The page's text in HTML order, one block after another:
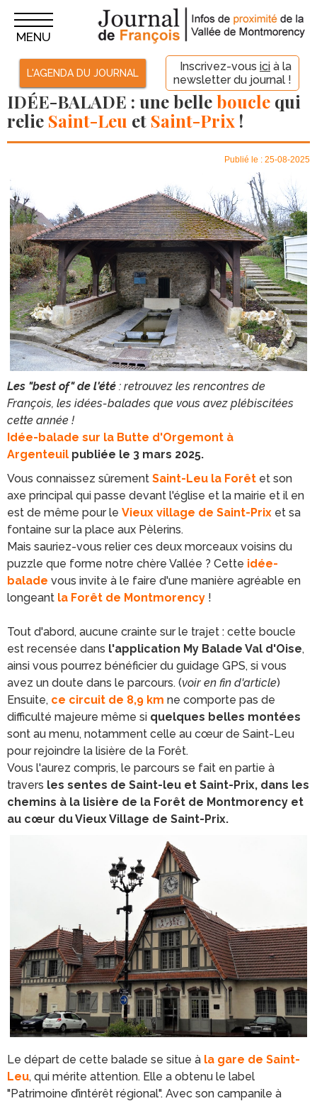
L'AGENDA DU JOURNAL Inscrivez-vous ici à la
newsletter du journal !
MENU
IDÉE-BALADE : une belleboucle qui
relie Saint-Leu et Saint-Prix !
Publié le : 25-08-2025
Les "best of" de l'été : retrouvez les rencontres de
François, les idées-balades que vous avez plébiscitées
cette année !
Idée-balade sur la Butte d'Orgemont à
Argenteuil publiée le 3 mars 2025.
Vous connaissez sûrement Saint-Leu la Forêt et son
axe principal qui passe devant l'église et la mairie et il en
est de même pour le Vieux village de Saint-Prix et sa
fontaine sur la place aux Pèlerins.
Mais sauriez-vous relier ces deux morceaux voisins du
puzzle que forme notre chère Vallée ? Cette idée-
balade vous invite à le faire d'une manière agréable en
longeant la Forêt de Montmorency !
Tout d'abord, aucune crainte sur le trajet : cette boucle
est recensée dans l'application My Balade Val d'Oise,
ainsi vous pourrez bénéficier du guidage GPS, si vous
avez un doute dans le parcours. (voir en fin d'article)
Ensuite, ce circuit de 8,9 km ne comporte pas de
difficulté majeure même si quelques belles montées
sont au menu, notamment celle au cœur de Saint-Leu
pour rejoindre la lisière de la Forêt.
Vous l'aurez compris, le parcours se fait en partie à
travers les sentes de Saint-leu et Saint-Prix, dans les
chemins à la lisière de la Forêt de Montmorency et
au cœur du Vieux Village de Saint-Prix.
Le départ de cette balade se situe à la gare de Saint-
Leu, qui mérite attention. Elle a obtenu le label
"Patrimoine d’intérêt régional". Avec son campanile à